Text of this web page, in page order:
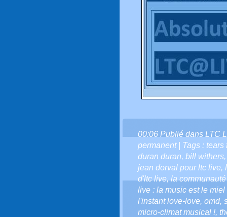
00:06 Publié dans LTC
permanent| Tags : tears
duran duran, bill withers
jean dorval pour ltc live,
d'ltc live,la
live : la music est le miel
l'instant love-love, omd,
micro-climat musical !,